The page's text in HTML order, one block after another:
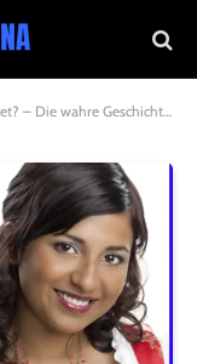
hinter der Privatsphäre der Sängerin